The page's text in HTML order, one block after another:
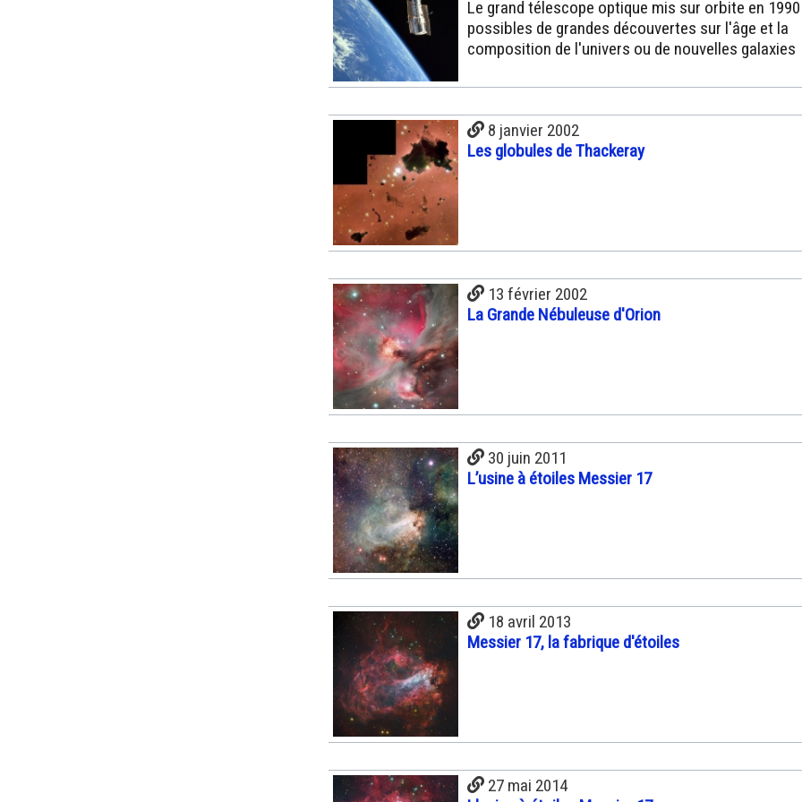
Le grand télescope optique mis sur orbite en
possibles de grandes découvertes sur l'âge et la
composition de l'univers ou de nouvelles galaxies
8 janvier 2002
Les globules de Thackeray
13 février 2002
La Grande Nébuleuse d'Orion
30 juin 2011
L’usine à étoiles Messier 17
18 avril 2013
Messier 17, la fabrique d'étoiles
27 mai 2014